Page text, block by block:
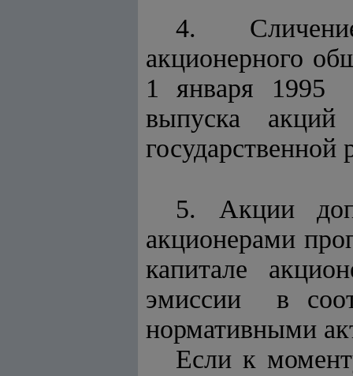
4.
акционерного
1 января 1995
выпуска
государственной
5. Акции
акционерами
капитале
эмиссии в
нормативными
Если к